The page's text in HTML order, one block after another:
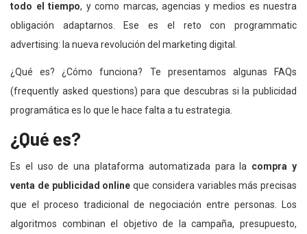
todo el tiempo, y como marcas, agencias y medios es nuestra
obligación adaptarnos. Ese es el reto con programmatic
advertising: la nueva revolución del marketing digital.
¿Qué es? ¿Cómo funciona? Te presentamos algunas FAQs
(frequently asked questions) para que descubras si la publicidad
programática es lo que le hace falta a tu estrategia.
¿Qué es?
Es el uso de una plataforma automatizada para la compra y
venta de publicidad online que considera variables más precisas
que el proceso tradicional de negociación entre personas. Los
algoritmos combinan el objetivo de la campaña, presupuesto,